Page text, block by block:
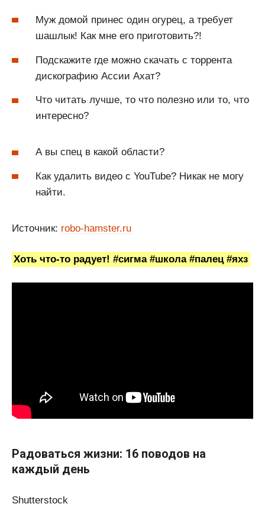
Муж домой принес один огурец, а требует
шашлык! Как мне его приготовить?!
Подскажите где можно скачать с торрента
дискографию Ассии Ахат?
Что читать лучше, то что полезно или то, что
интересно?
А вы спец в какой области?
Как удалить видео с YouTube? Никак не могу
найти.
Источник: robo-hamster.ru
Хоть что-то радует! #сигма #школа #палец #яхз
Радоваться жизни: 16 поводов на
каждый день
Shutterstock